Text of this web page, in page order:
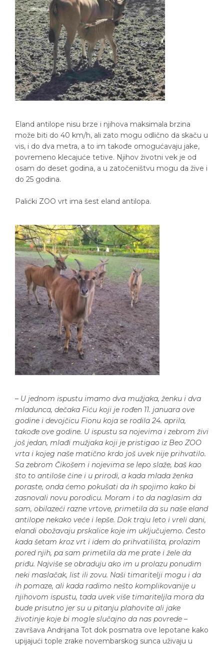
Eland antilope nisu brze i njihova maksimala brzina
može biti do 40 km/h, ali zato mogu odlično da skaču u
vis, i do dva metra, a to im takođe omogućavaju jake,
povremeno klecajuće tetive. Njihov životni vek je od
osam do deset godina, a u zatočeništvu mogu da žive i
do 25 godina.
Palićki ZOO vrt ima šest eland antilopa.
– U jednom ispustu imamo dva mužjaka, ženku i dva
mladunca, dečaka Fiću koji je rođen 11. januara ove
godine i devojčicu Fionu koja se rodila 24. aprila,
takođe ove godine. U ispustu sa nojevima i zebrom živi
još jedan, mlađi mužjaka koji je pristigao iz Beo ZOO
vrta i kojeg naše matično krdo još uvek nije prihvatilo.
Sa zebrom Čikošem i nojevima se lepo slaže, baš kao
što to antiloše čine i u prirodi, a kada mlada ženka
poraste, onda ćemo pokušati da ih spojimo kako bi
zasnovali novu porodicu. Moram i to da naglasim da
sam, obilazeći razne vrtove, primetila da su naše eland
antilope nekako veće i lepše. Dok traju leto i vreli dani,
elandi obožavaju prskalice koje im uključujemo. Često
kada šetam kroz vrt i idem do prihvatilišta, prolazim
pored njih, pa sam primetila da me prate i žele da
priđu. Najviše se obraduju ako im u prolazu ponudim
neki maslačak, list ili zovu. Naši timaritelji mogu i da
ih pomaze, ali kada radimo nešto komplikovanije u
njihovom ispustu, tada uvek više timariteljla mora da
bude prisutno jer su u pitanju plahovite ali jake
životinje koje bi mogle slučajno da nas povrede –
završava Andrijana Tot dok posmatra ove lepotane kako
upijajući tople zrake novembarskog sunca uživaju u